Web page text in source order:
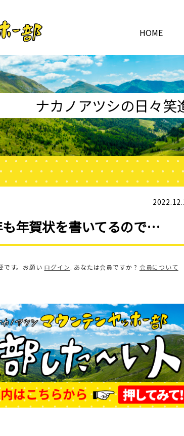
HOME
ナカノアツシの日々笑
年賀状を書いてるので…
です。お願い ログイン. あなたは会員ですか ? 会員について